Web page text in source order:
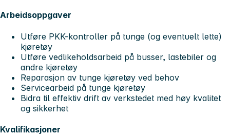
Arbeidsoppgaver
Utføre PKK-kontroller på tunge (og eventuelt lette)
kjøretøy
Utføre vedlikeholdsarbeid på busser, lastebiler og
andre kjøretøy
Reparasjon av tunge kjøretøy ved behov
Servicearbeid på tunge kjøretøy
Bidra til effektiv drift av verkstedet med høy kvalitet
og sikkerhet
Kvalifikasjoner